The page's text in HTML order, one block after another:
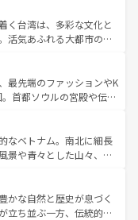
カ
ほしい。
迎えてくれるハワイの
ハワイアンミュージッ
べてがハワイの魅力を彩
い。
ウルル（エアーズロッ
やケアンズの熱帯雨林な
カフェやワイン、オージ
り、サーフィンやダイ
ドア好きにはたまらな
を存分に味わいつくそ
く台湾は、多彩な文化と
活気あふれる大都市の台
東部など、都市の喧騒
訪れる人に新しい発見と
奥深い台湾の食文化も魅
バラエティ豊かな料理
湾情報は コンテンツ一覧を参
最先端のファッションやK
首都ソウルの宮殿や伝統
自然美を楽しむことが
絶品のストリートフード
ている。夜には、韓国な
な魅力を心ゆくまで味
お、新着の韓国情報はコンテンツ一
なベトナム。南北に細長
景や青々とした山々、世
ノイの古い町並みやホ
建物も、独特の雰囲気を
ィの豊かさとおいしさで
かな自然と歴史が息づく
立ち並ぶ一方、伝統的な